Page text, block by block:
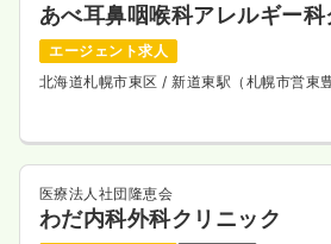
あべ耳鼻咽喉科アレルギー科
エージェント求人
北海道札幌市東区/ 新道東駅（札幌市営東
医療法人社団隆恵会
わだ内科外科クリニック